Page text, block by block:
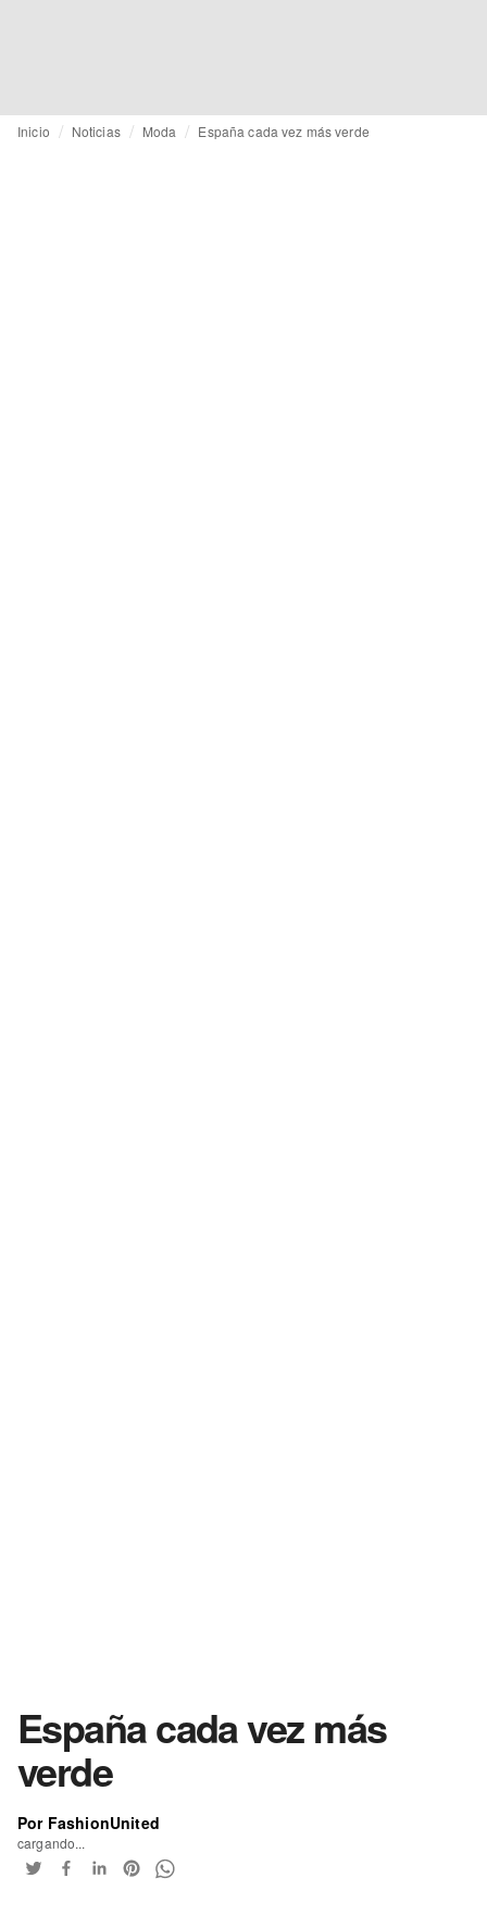
Inicio Noticias Moda España cada vez más verde
España cada vez más
verde
Por FashionUnited
cargando...